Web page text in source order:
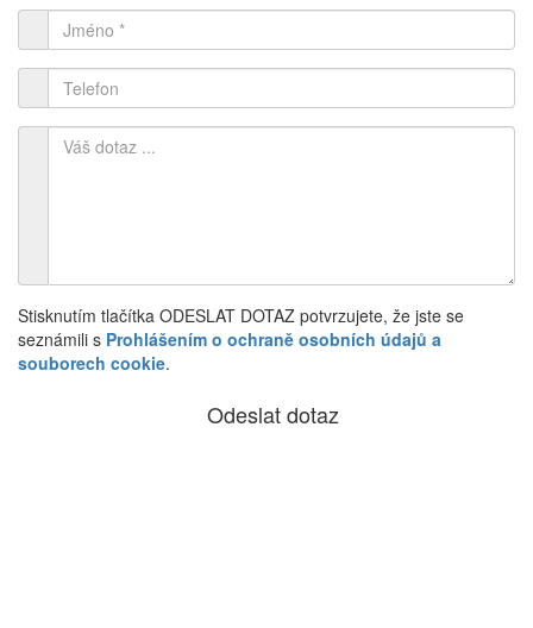
Stisknutím tlačítka ODESLAT DOTAZ potvrzujete, že jste se
seznámili s Prohlášením o ochraně osobních údajů a
souborech cookie.
Odeslat dotaz